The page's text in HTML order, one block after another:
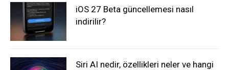
iOS 27 Beta güncellemesi nasıl
indirilir?
Siri AI nedir, özellikleri neler ve hangi